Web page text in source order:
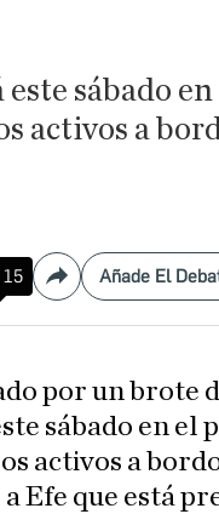
sábado
activos a
15 Compartir
Añade El
por un brote
sábado en el
activos a
Efe que está